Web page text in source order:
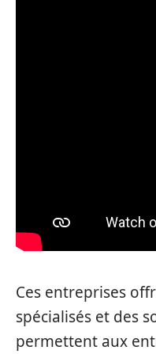
Ces entreprises
spécialisés et des
permettent aux